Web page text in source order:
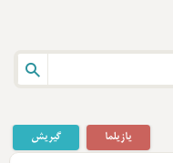
گیریش یازیلما